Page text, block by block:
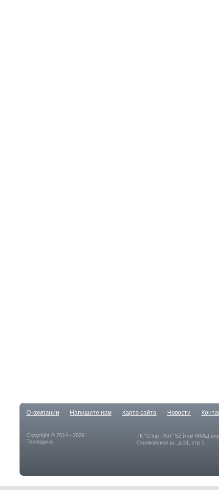
О компании Напишите нам Карта сайта Новости
Copyright © 2014 - 2026
Технодача
ТК "Спорт Хит" 52-й км МКАД
Сколковское ш., д.31, стр 1.